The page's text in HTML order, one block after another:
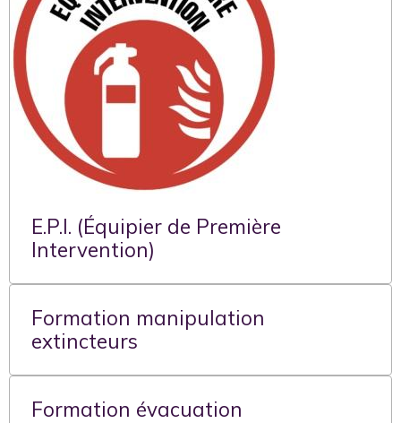
E.P.I. (Équipier de Première
Intervention)
Formation manipulation
extincteurs
Formation évacuation